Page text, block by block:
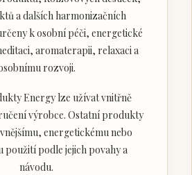
a dalších harmonizačních
k osobní péči, energetické
aromaterapii, relaxaci a
rozvoji.
Energy lze užívat vnitřně
výrobce. Ostatní produkty
energetickému nebo
použití podle jejich povahy a
návodu.